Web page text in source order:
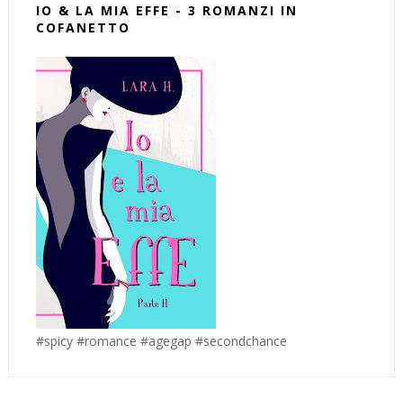
IO & LA MIA EFFE - 3 ROMANZI IN
COFANETTO
#spicy #romance #agegap #secondchance